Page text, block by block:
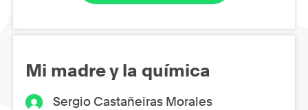
Mi madre y la química
Sergio Castañeiras Morales